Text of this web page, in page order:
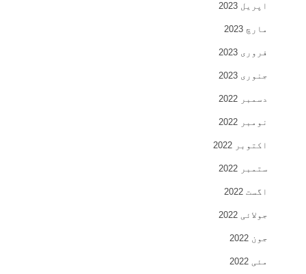
اپریل 2023
مارچ 2023
فروری 2023
جنوری 2023
دسمبر 2022
نومبر 2022
اکتوبر 2022
ستمبر 2022
اگست 2022
جولائی 2022
جون 2022
مئی 2022